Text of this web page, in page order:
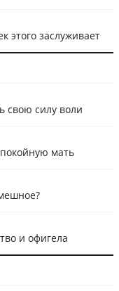
этого заслуживает
свою силу воли
мать
и офигела